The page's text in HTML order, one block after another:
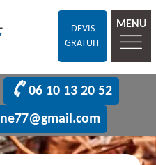
DEVIS
GRATUIT
MENU
06 10 13 20 52